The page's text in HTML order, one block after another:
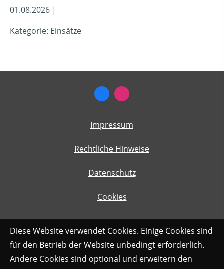
01.08.2026 |
Kategorie: Einsätze
Impressum
Rechtliche Hinweise
Datenschutz
Cookies
Diese Website verwendet Cookies. Einige Cookies sind
für den Betrieb der Website unbedingt erforderlich.
Andere Cookies sind optional und erweitern den